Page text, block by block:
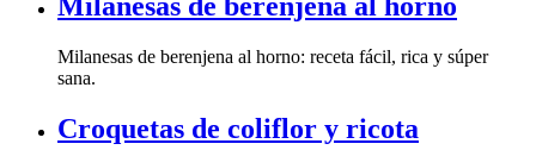
Milanesas de berenjena al horno: receta fácil, rica y súper
sana.
Croquetas de coliflor y ricota